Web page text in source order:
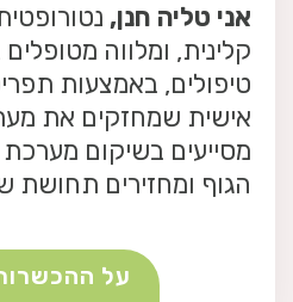
אני טליה חנן,
קלינית, ומלווה
טיפולים, באמצעות
אישית שמחזקים את
מסייעים בשיקום
הגוף ומחזירים תחושת
על